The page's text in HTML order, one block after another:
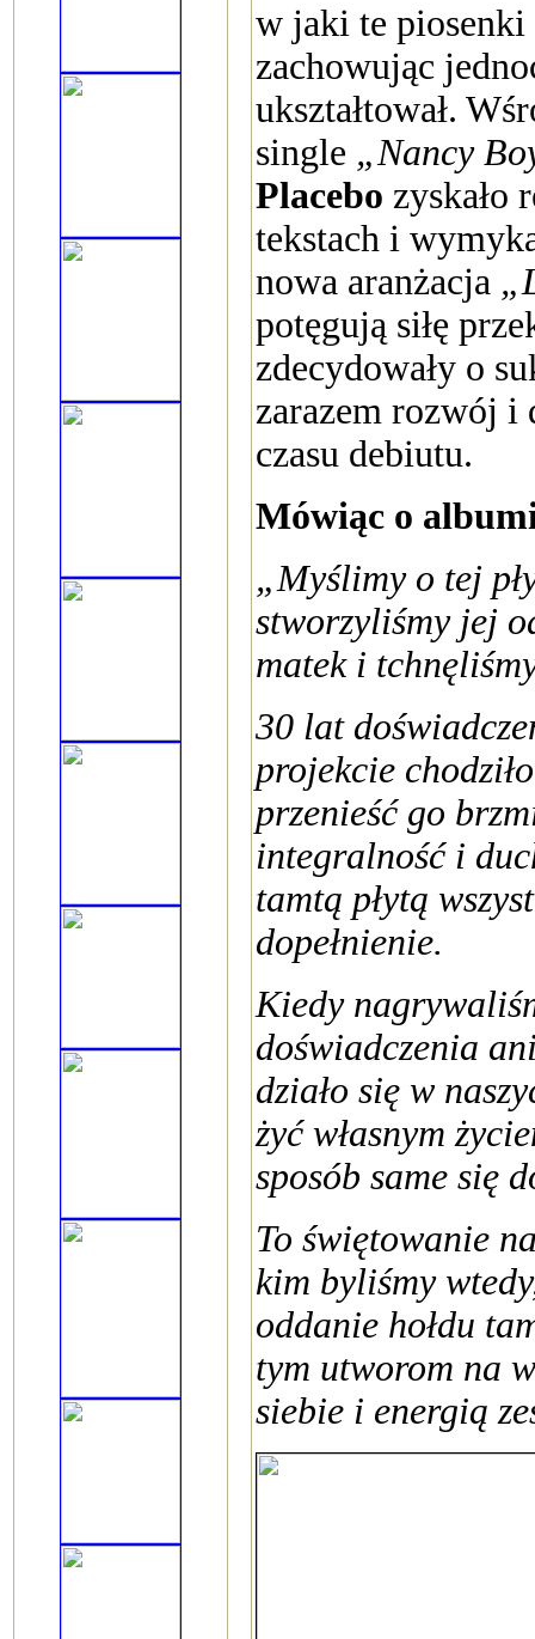
w jaki te piosenki
zachowując
ukształtował.
single „Nancy
Placebo zyskało
tekstach i
nowa aranżacja
potęgują siłę
zdecydowały o
zarazem rozwój i
czasu debiutu.
Mówiąc o
„Myślimy o tej
stworzyliśmy jej
matek i
30 lat
projekcie
przenieść go
integralność i
tamtą płytą
dopełnienie.
Kiedy
doświadczenia
działo się w
żyć własnym
sposób same się
To świętowanie
kim byliśmy
oddanie hołdu
tym utworom na
siebie i energią